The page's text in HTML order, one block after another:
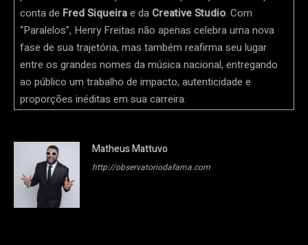
conta de Fred Siqueirae da Creative Studio. Com
“Paralelos”, Henry Freitas não apenas celebra uma nova
fase de sua trajetória, mas também reafirma seu lugar
entre os grandes nomes da música nacional, entregando
ao público um trabalho de impacto, autenticidade e
proporções inéditas em sua carreira.
Matheus Mattuvo
http://observatoriodafama.com